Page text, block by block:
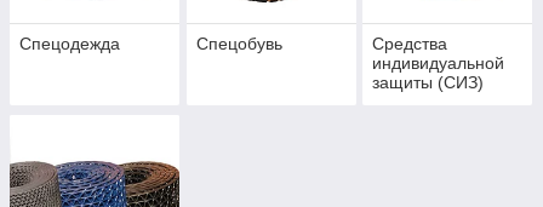
Спецодежда Спецобувь
Средства
индивидуальной
защиты (СИЗ)